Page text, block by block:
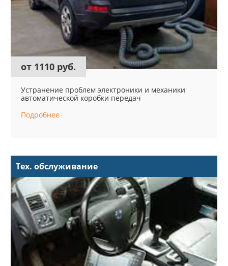
от 1110 руб.
Устранение проблем электроники и механики
автоматической коробки передач
Подробнее
Тех. обслуживание